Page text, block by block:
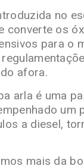
no
converte os
para o
afora.
arla é uma
a diesel,
mais da